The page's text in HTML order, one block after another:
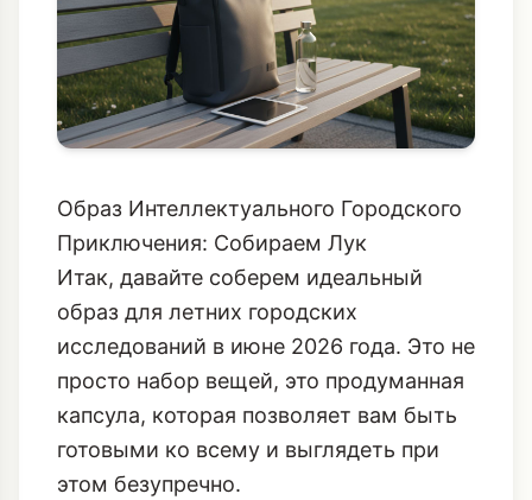
Образ Интеллектуального Городского
Приключения: Собираем Лук
Итак, давайте соберем идеальный
образ для летних городских
исследований в июне 2026 года. Это не